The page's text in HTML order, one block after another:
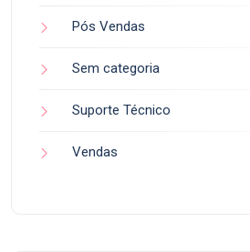
Pós Vendas
Sem categoria
Suporte Técnico
Vendas